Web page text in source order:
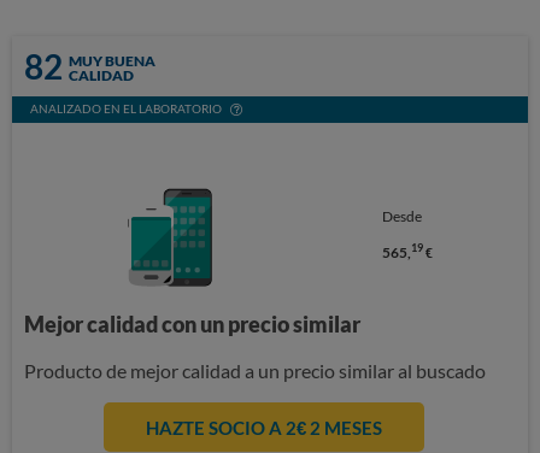
82 MUY BUENA
CALIDAD
ANALIZADO EN EL LABORATORIO
Desde
565, 19 €
Mejor calidad con un precio similar
Producto de mejor calidad a un precio similar al buscado
HAZTE SOCIO A 2€ 2 MESES